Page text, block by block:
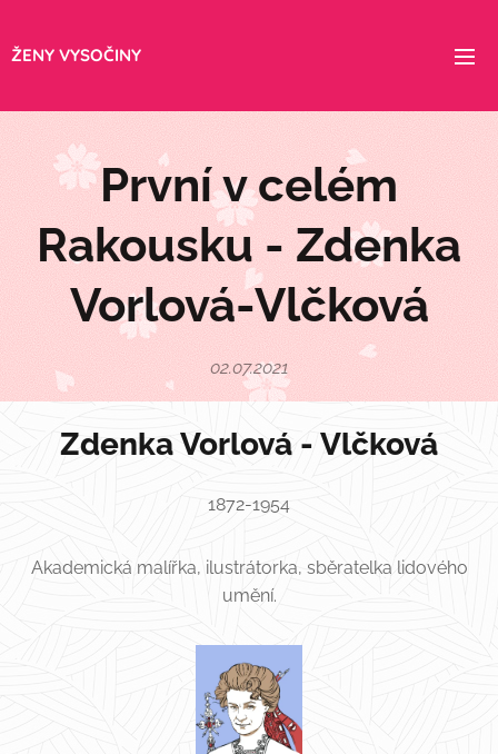
ŽENY VYSOČINY
První v celém
Rakousku - Zdenka
Vorlová-Vlčková
02.07.2021
Zdenka Vorlová - Vlčková
1872-1954
Akademická malířka, ilustrátorka, sběratelka lidového
umění.